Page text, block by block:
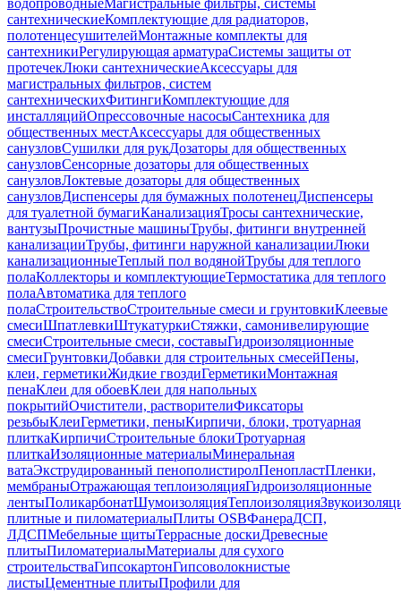
водопроводныеМагистральные фильтры, системы
сантехническиеКомплектующие для радиаторов,
полотенцесушителейМонтажные комплекты для
сантехникиРегулирующая арматураСистемы защиты от
протечекЛюки сантехническиеАксессуары для
магистральных фильтров, систем
сантехническихФитингиКомплектующие для
инсталляцийОпрессовочные насосыСантехника для
общественных местАксессуары для общественных
санузловСушилки для рукДозаторы для общественных
санузловСенсорные дозаторы для общественных
санузловЛоктевые дозаторы для общественных
санузловДиспенсеры для бумажных полотенецДиспенсеры
для туалетной бумагиКанализацияТросы сантехнические,
вантузыПрочистные машиныТрубы, фитинги внутренней
канализацииТрубы, фитинги наружной канализацииЛюки
канализационныеТеплый пол водянойТрубы для теплого
полаКоллекторы и комплектующиеТермостатика для теплого
полаАвтоматика для теплого
полаСтроительствоСтроительные смеси и грунтовкиКлеевые
смесиШпатлевкиШтукатуркиСтяжки, самонивелирующие
смесиСтроительные смеси, составыГидроизоляционные
смесиГрунтовкиДобавки для строительных смесейПены,
клеи, герметикиЖидкие гвоздиГерметикиМонтажная
пенаКлеи для обоевКлеи для напольных
покрытийОчистители, растворителиФиксаторы
резьбыКлеиГерметики, пеныКирпичи, блоки, тротуарная
плиткаКирпичиСтроительные блокиТротуарная
плиткаИзоляционные материалыМинеральная
ватаЭкструдированный пенополистиролПенопластПленки,
мембраныОтражающая теплоизоляцияГидроизоляционные
лентыПоликарбонатШумоизоляцияТеплоизоляция
плитные и пиломатериалыПлиты OSBФанераДСП,
ЛДСПМебельные щитыТеррасные доскиДревесные
плитыПиломатериалыМатериалы для сухого
строительстваГипсокартонГипсоволокнистые
листыЦементные плитыПрофили для